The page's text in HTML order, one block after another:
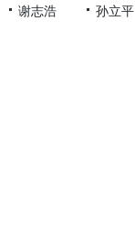
谢志浩
孙立平